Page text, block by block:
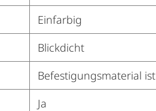
Einfarbig
Blickdicht
Befestigungsmaterial
Ja